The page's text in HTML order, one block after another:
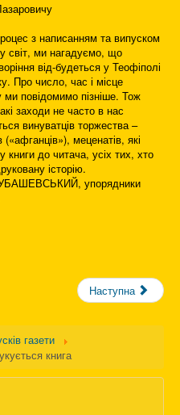
з написанням та випуском
світ, ми нагадуємо, що
від-будеться у Теофіполі
Про число, час і місце
повідомимо пізніше. Тож
заходи не часто в нас
винуватців торжества –
(«афганців»), меценатів, які
до читача, усіх тих, хто
історію.
упорядники
Наступна
газети
книга